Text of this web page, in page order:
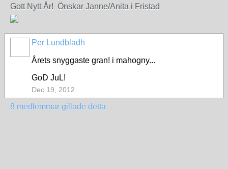
Gott Nytt År! Önskar Janne/Anita i Fristad
Per Lundbladh
Årets snyggaste gran! i mahogny...
GoD JuL!
Dec 19, 2012
8 medlemmar gillade detta